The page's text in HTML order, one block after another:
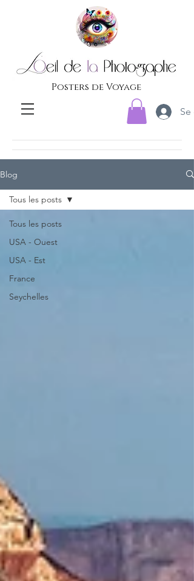
Posters de Voyage
Se
Blog
Tous les posts
USA - Ouest
USA - Est
France
Seychelles
Tous les posts